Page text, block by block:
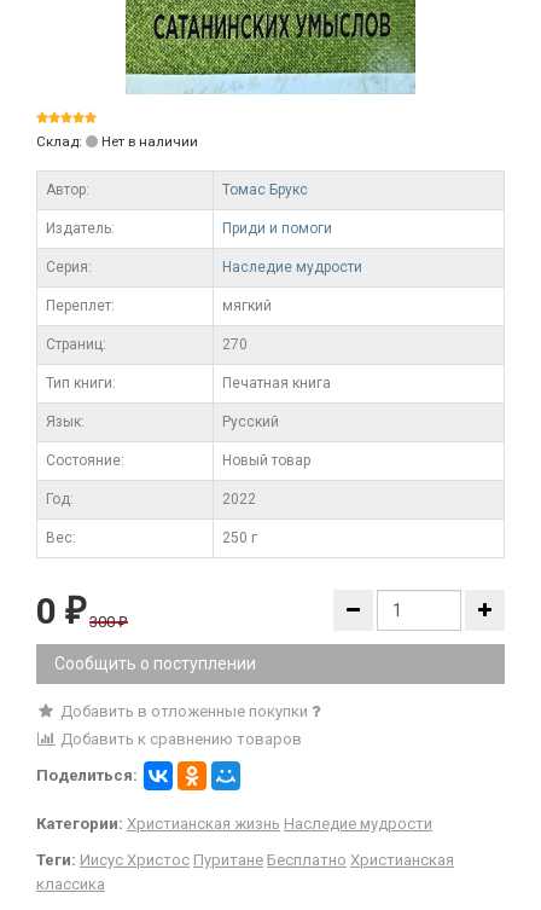
Склад: Нет в наличии
Автор: Томас Брукс
Издатель: Приди и помоги
Серия: Наследие мудрости
Переплет: мягкий
Cтраниц: 270
Тип книги: Печатная книга
Язык: Русский
Состояние: Новый товар
Год: 2022
Вес: 250 г
0 ₽ 300₽
Сообщить о поступлении
Добавить в отложенные покупки
Добавить к сравнению товаров
Поделиться:
Категории: Христианская жизнь Наследие мудрости
Теги: Иисус Христос Пуритане Бесплатно Христианская
классика